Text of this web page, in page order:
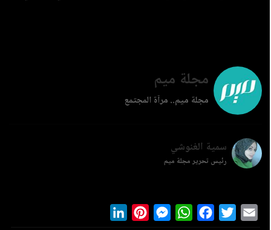
مجلة ميم
مجلة ميم.. مرآة المجتمع
سمية الغنوشي
رئيس تحرير مجلة ميم
LinkedInPinterestMessengerWhatsAppFacebook
Twitter